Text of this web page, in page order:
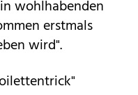
wohlhabenden
erstmals
wird".